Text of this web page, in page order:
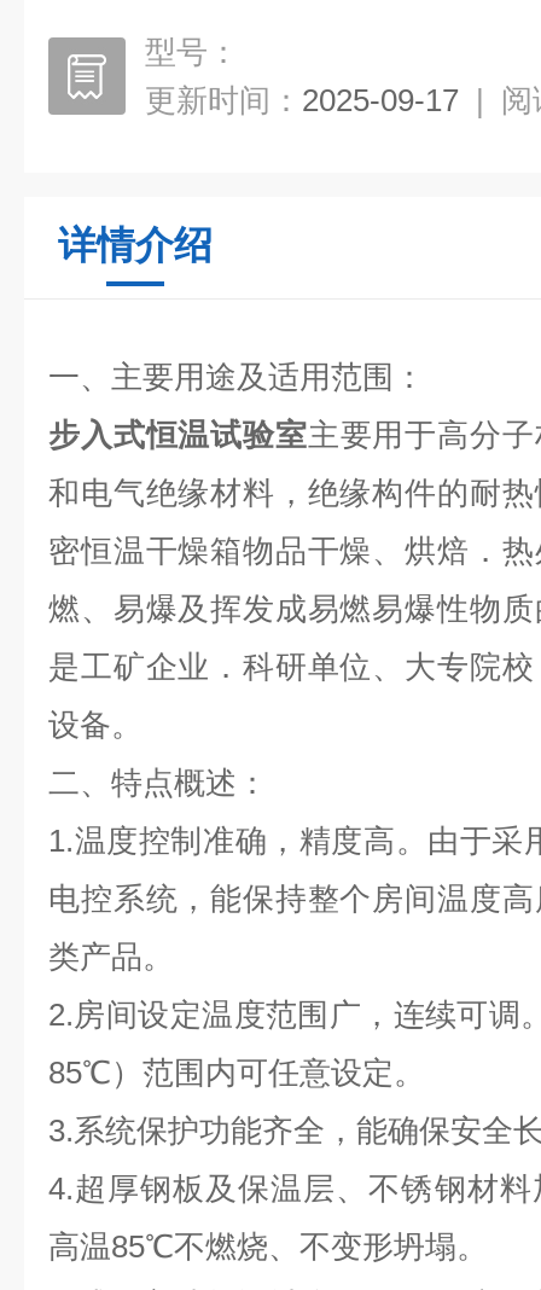
型号：
更新时间： 2025-09-17 | 阅
详情介绍
一、主要用途及适用范围：
步入式恒温试验室主要用于高分
和电气绝缘材料，绝缘构件的耐
密恒温干燥箱物品干燥、烘焙．
燃、易爆及挥发成易燃易爆性物
是工矿企业．科研单位、大专院
设备。
二、特点概述：
1.温度控制准确，精度高。由于采
电控系统，能保持整个房间温度
类产品。
2.房间设定温度范围广，连续可
85℃）范围内可任意设定。
3.系统保护功能齐全，能确保安全
4.超厚钢板及保温层、不锈钢材
高温85℃不燃烧、不变形坍塌。